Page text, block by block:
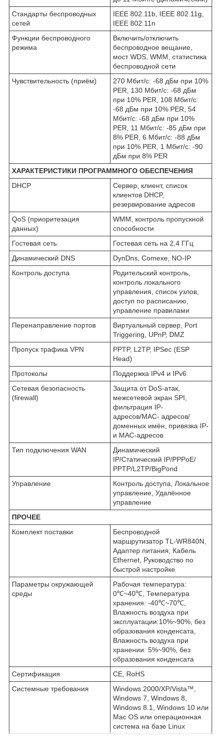
Стандарты беспроводных
сетей
IEEE 802.11b, IEEE 802.11g,
IEEE 802.11n
Функции беспроводного
режима
Включить/отключить
беспроводное вещание,
мост WDS, WMM, статистика
беспроводной сети
Чувствительность (приём)
270 Мбит/с: -68 дБм при 10%
PER, 130 Мбит/с: -68 дБм
при 10% PER, 108 Мбит/с:
-68 дБм при 10% PER, 54
Мбит/с: -68 дБм при 10%
PER, 11 Мбит/с: -85 дБм при
8% PER, 6 Мбит/с: -88 дБм
при 10% PER, 1 Мбит/с: -90
дБм при 8% PER
ХАРАКТЕРИСТИКИ ПРОГРАММНОГО ОБЕСПЕЧЕНИЯ
DHCP
Сервер, клиент, список
клиентов DHCP,
резервирование адресов
QoS (приоритезация
данных)
WMM, контроль пропускной
способности
Гостевая сеть
Гостевая сеть на 2,4 ГГц
Динамический DNS
DynDns, Comexe, NO-IP
Контроль доступа
Родительский контроль,
контроль локального
управления, список узлов,
доступ по расписанию,
управление правилами
Перенаправление портов
Виртуальный сервер, Port
Triggering, UPnP, DMZ
Пропуск трафика VPN
PPTP, L2TP, IPSec (ESP
Head)
Протоколы
Поддержка IPv4 и IPv6
Сетевая безопасность
(firewall)
Защита от DoS-атак,
межсетевой экран SPI,
фильтрация IP-
адресов/MAC- адресов/
доменных имён, привязка IP-
и MAC-адресов
Тип подключения WAN
Динамический
IP/Cтатический IP/PPPoE/
PPTP/L2TP/BigPond
Управление
Контроль доступа, Локальное
управление, Удалённое
управление
ПРОЧЕЕ
Комплект поставки
Беспроводной
маршрутизатор TL-WR840N,
Адаптер питания, Кабель
Ethernet, Руководство по
быстрой настройке
Параметры окружающей
среды
Рабочая температура:
0℃~40℃, Температура
хранения: -40℃~70℃,
Влажность воздуха при
эксплуатации:10%~90%, без
образования конденсата,
Влажность воздуха при
хранении: 5%~90%, без
образования конденсата
Сертификация
CE, RoHS
Системные требования
Windows 2000/XP/Vista™,
Windows 7, Windows 8,
Windows 8.1, Windows 10 или
Mac OS или операционная
система на базе Linux